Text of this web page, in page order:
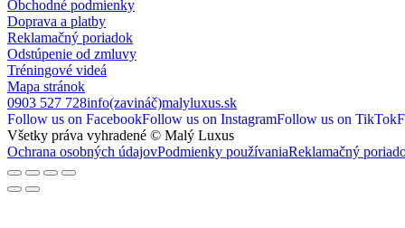
Obchodné podmienky
Doprava a platby
Reklamačný poriadok
Odstúpenie od zmluvy
Tréningové videá
Mapa stránok
0903 527 728info(zavináč)malyluxus.sk
Follow us on FacebookFollow us on InstagramFollow us on TikTok
Všetky práva vyhradené © Malý Luxus
Ochrana osobných údajovPodmienky používaniaReklamačný